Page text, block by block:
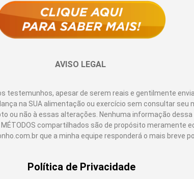
AVISO LEGAL
testemunhos, apesar de serem reais e gentilmente
na SUA alimentação ou exercício sem consultar seu
ou não à essas alterações. Nenhuma informação
compartilhados são de propósito meramente
que a minha equipe responderá o mais breve
Política de Privacidade